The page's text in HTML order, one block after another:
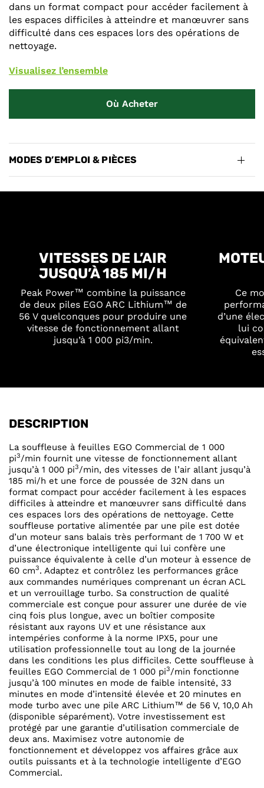
dans un format compact pour accéder facilement à
les espaces difficiles à atteindre et manœuvrer sans
difficulté dans ces espaces lors des opérations de
nettoyage.
Visualisez l’ensemble
Où Acheter
MODES D’EMPLOI & PIÈCES
VITESSES DE L’AIR
JUSQU’À 185 MI/H
Peak Power™ combine la puissance
de deux piles EGO ARC Lithium™ de
56 V quelconques pour produire une
vitesse de fonctionnement allant
jusqu’à 1 000 pi3/min.
Ce
d’une
lui
DESCRIPTION
La souffleuse à feuilles EGO Commercial de 1 000
pi3/min fournit une vitesse de fonctionnement allant
jusqu’à 1 000 pi3/min, des vitesses de l’air allant jusqu’à
185 mi/h et une force de poussée de 32N dans un
format compact pour accéder facilement à les espaces
difficiles à atteindre et manœuvrer sans difficulté dans
ces espaces lors des opérations de nettoyage. Cette
souffleuse portative alimentée par une pile est dotée
d’un moteur sans balais très performant de 1 700 W et
d’une électronique intelligente qui lui confère une
puissance équivalente à celle d’un moteur à essence de
60 cm3. Adaptez et contrôlez les performances grâce
aux commandes numériques comprenant un écran ACL
et un verrouillage turbo. Sa construction de qualité
commerciale est conçue pour assurer une durée de vie
cinq fois plus longue, avec un boîtier composite
résistant aux rayons UV et une résistance aux
intempéries conforme à la norme IPX5, pour une
utilisation professionnelle tout au long de la journée
dans les conditions les plus difficiles. Cette souffleuse à
feuilles EGO Commercial de 1 000 pi3/min fonctionne
jusqu’à 100 minutes en mode de faible intensité, 33
minutes en mode d’intensité élevée et 20 minutes en
mode turbo avec une pile ARC Lithium™ de 56 V, 10,0 Ah
(disponible séparément). Votre investissement est
protégé par une garantie d’utilisation commerciale de
deux ans. Maximisez votre autonomie de
fonctionnement et développez vos affaires grâce aux
outils puissants et à la technologie intelligente d’EGO
Commercial.